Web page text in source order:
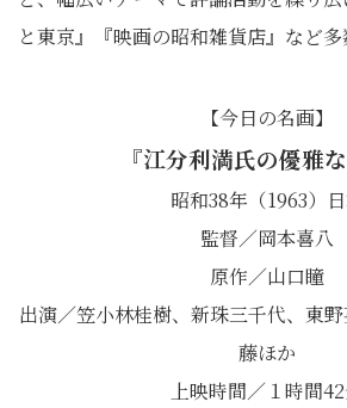
と東京』『映画の昭和雑貨店』など多
【今日の名画】
『江分利満氏の優雅な
昭和38年（1963）
監督／岡本喜八
原作／山口瞳
出演／笠小林桂樹、新珠三千代、東
藤ほか
上映時間／１時間